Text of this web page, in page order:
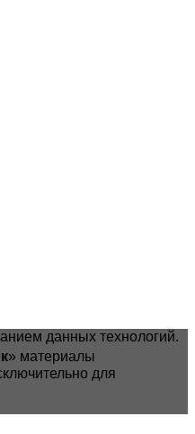
данных технологий.
» материалы
для